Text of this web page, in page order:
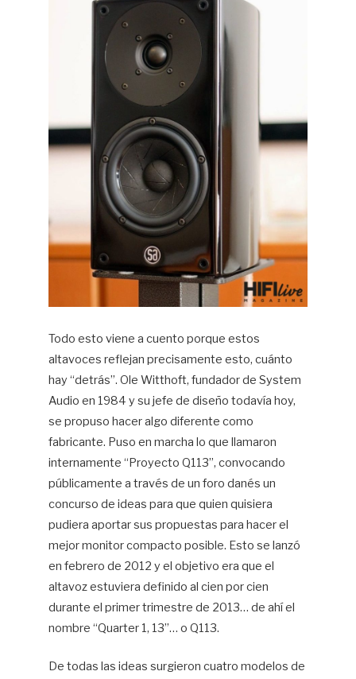
Todo esto viene a cuento porque estos
altavoces reflejan precisamente esto, cuánto
hay “detrás”. Ole Witthoft, fundador de System
Audio en 1984 y su jefe de diseño todavía hoy,
se propuso hacer algo diferente como
fabricante. Puso en marcha lo que llamaron
internamente “Proyecto Q113”, convocando
públicamente a través de un foro danés un
concurso de ideas para que quien quisiera
pudiera aportar sus propuestas para hacer el
mejor monitor compacto posible. Esto se lanzó
en febrero de 2012 y el objetivo era que el
altavoz estuviera definido al cien por cien
durante el primer trimestre de 2013… de ahí el
nombre “Quarter 1, 13”… o Q113.
De todas las ideas surgieron cuatro modelos de